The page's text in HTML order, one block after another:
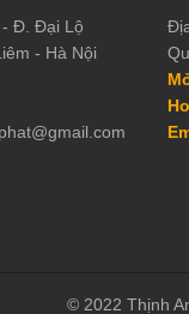
- Đ. Đại Lộ
- Hà Nội
© 2022 Thịnh